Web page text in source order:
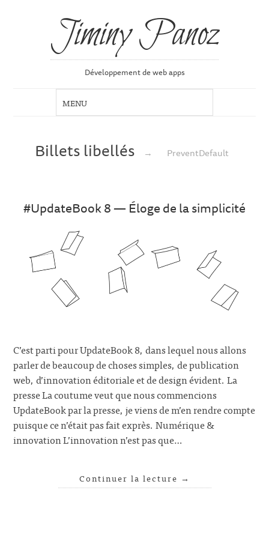
Jiminy Panoz
Développement de web apps
Billets libellés → PreventDefault
#UpdateBook 8 — Éloge de la simplicité
C’est parti pour UpdateBook 8, dans lequel nous allons
parler de beaucoup de choses simples, de publication
web, d’innovation éditoriale et de design évident. La
presse La coutume veut que nous commencions
UpdateBook par la presse, je viens de m’en rendre compte
puisque ce n’était pas fait exprès. Numérique &
innovation L’innovation n’est pas que…
Continuer la lecture →